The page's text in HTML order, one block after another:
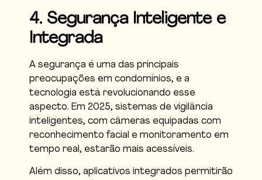
4. Segurança Inteligente e
Integrada
A segurança é uma das principais
preocupações em condomínios, e a
tecnologia está revolucionando esse
aspecto. Em 2025, sistemas de vigilância
inteligentes, com câmeras equipadas com
reconhecimento facial e monitoramento em
tempo real, estarão mais acessíveis.
Além disso, aplicativos integrados permitirão